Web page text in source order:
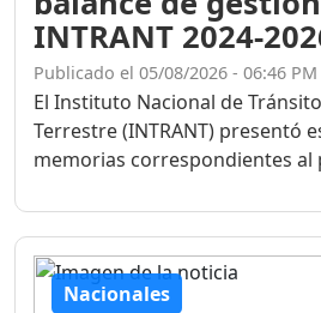
INTRANT 2024-
Publicado el 05/08/2026 - 06:46 PM
El Instituto Nacional de
Terrestre (INTRANT) presentó
memorias correspondientes al
Nacionales